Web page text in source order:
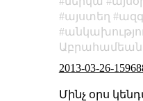
այստեղ
ազգ
Աբրահամեան
2013-03-26-
Մինչ օրս